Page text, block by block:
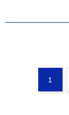
1